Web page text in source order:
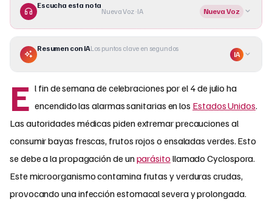
Escucha esta nota
Nueva Voz · IA Nueva Voz
Resumen con IALos puntos clave en segundos
IA
E l fin de semana de celebraciones por el 4 de julio ha
encendido las alarmas sanitarias en los Estados Unidos.
Las autoridades médicas piden extremar precauciones al
consumir bayas frescas, frutos rojos o ensaladas verdes. Esto
se debe a la propagación de unparásito llamado Cyclospora.
Este microorganismo contamina frutas y verduras crudas,
provocando una infección estomacal severa y prolongada.